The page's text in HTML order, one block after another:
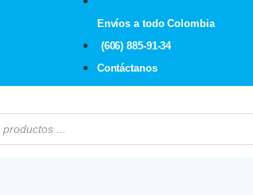
Envíos a todo Colombia
(606) 885-91-34
Contáctanos